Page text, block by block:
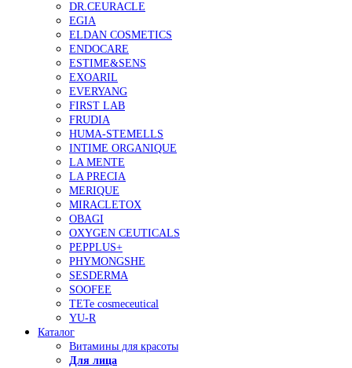
DR.CEURACLE
EGIA
ELDAN COSMETICS
ENDOCARE
ESTIME&SENS
EXOARIL
EVERYANG
FIRST LAB
FRUDIA
HUMA-STEMELLS
INTIME ORGANIQUE
LA MENTE
LA PRECIA
MERIQUE
MIRACLETOX
OBAGI
OXYGEN CEUTICALS
PEPPLUS+
PHYMONGSHE
SESDERMA
SOOFEE
TETe cosmeceutical
YU-R
Каталог
Витамины для красоты
Для лица